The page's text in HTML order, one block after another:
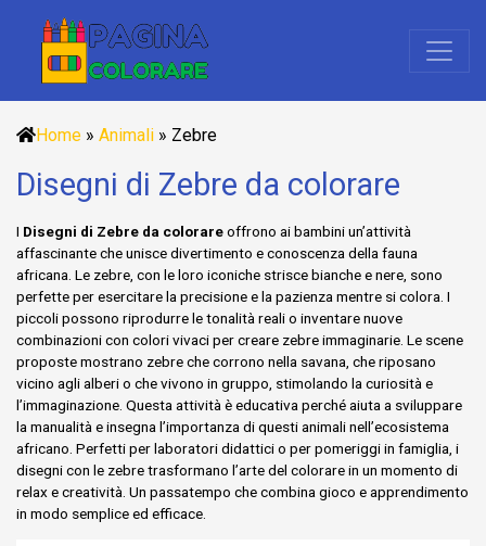
Home » Animali » Zebre
Disegni di Zebre da colorare
I Disegni di Zebre da colorareoffrono ai bambini un’attività
affascinante che unisce divertimento e conoscenza della fauna
africana. Le zebre, con le loro iconiche strisce bianche e nere, sono
perfette per esercitare la precisione e la pazienza mentre si colora. I
piccoli possono riprodurre le tonalità reali o inventare nuove
combinazioni con colori vivaci per creare zebre immaginarie. Le scene
proposte mostrano zebre che corrono nella savana, che riposano
vicino agli alberi o che vivono in gruppo, stimolando la curiosità e
l’immaginazione. Questa attività è educativa perché aiuta a sviluppare
la manualità e insegna l’importanza di questi animali nell’ecosistema
africano. Perfetti per laboratori didattici o per pomeriggi in famiglia, i
disegni con le zebre trasformano l’arte del colorare in un momento di
relax e creatività. Un passatempo che combina gioco e apprendimento
in modo semplice ed efficace.